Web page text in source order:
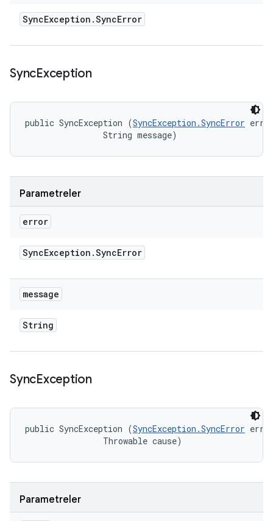
SyncException .SyncError
SyncException
public SyncException (SyncException.SyncError
                String message)
Parametreler
error
SyncException .SyncError
message
String
SyncException
public SyncException (SyncException.SyncError
                Throwable cause)
Parametreler